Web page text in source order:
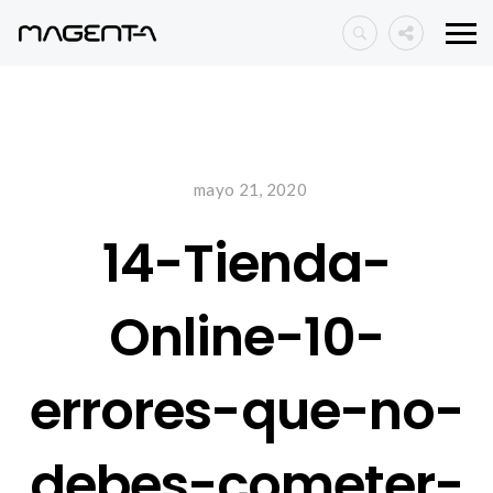
mayo 21, 2020
14-Tienda-
Online-10-
errores-que-no-